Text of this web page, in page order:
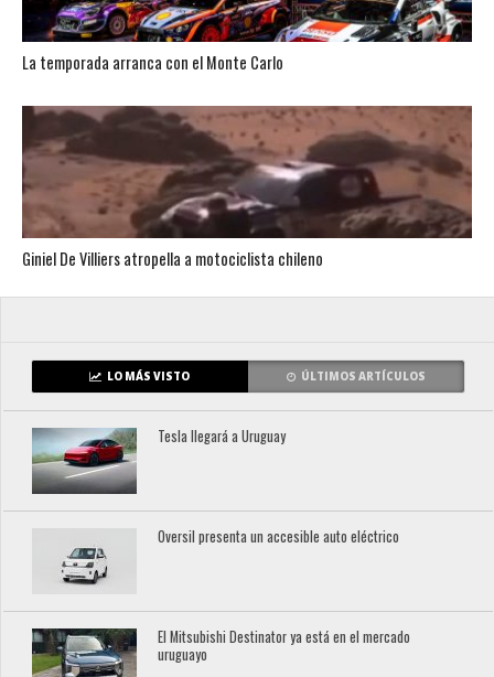
La temporada arranca con el Monte Carlo
Giniel De Villiers atropella a motociclista chileno
LO MÁS VISTO ÚLTIMOS ARTÍCULOS
Tesla llegará a Uruguay
Oversil presenta un accesible auto eléctrico
El Mitsubishi Destinator ya está en el mercado
uruguayo